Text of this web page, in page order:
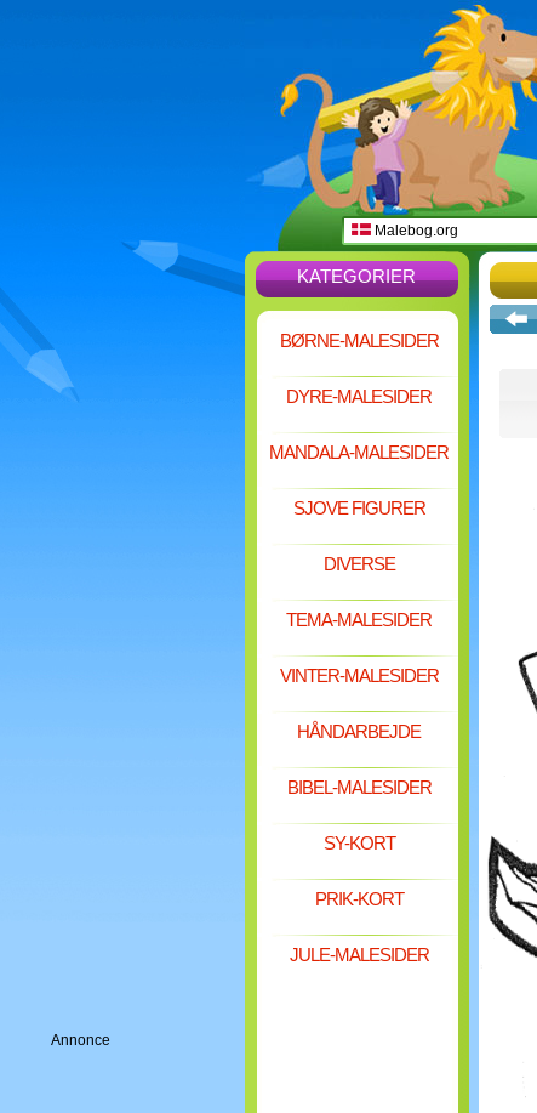
Annonce
Malebog.org
KATEGORIER
BØRNE-MALESIDER
DYRE-MALESIDER
MANDALA-MALESIDER
SJOVE FIGURER
DIVERSE
TEMA-MALESIDER
VINTER-MALESIDER
HÅNDARBEJDE
BIBEL-MALESIDER
SY-KORT
PRIK-KORT
JULE-MALESIDER